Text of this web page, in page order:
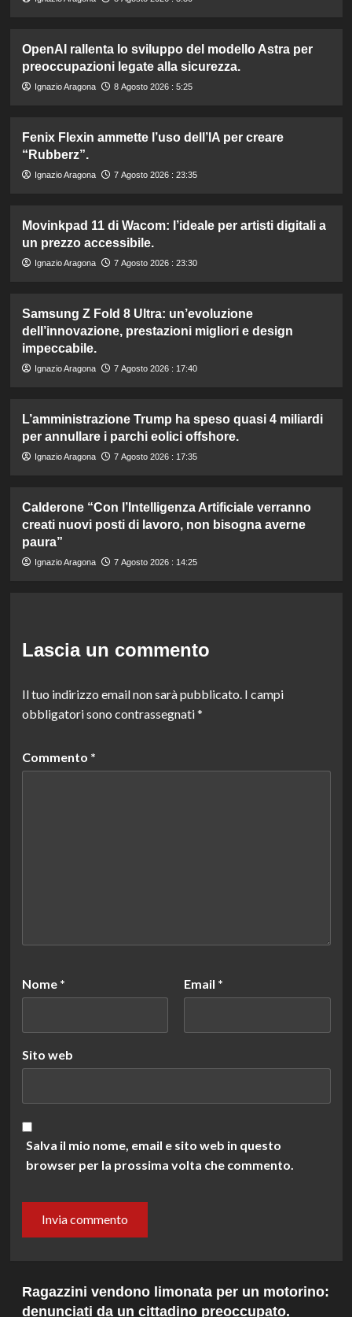
OpenAI rallenta lo sviluppo del modello Astra per
preoccupazioni legate alla sicurezza.
Ignazio Aragona 8 Agosto 2026 : 5:25
Fenix Flexin ammette l’uso dell’IA per creare
“Rubberz”.
Ignazio Aragona 7 Agosto 2026 : 23:35
Movinkpad 11 di Wacom: l’ideale per artisti digitali a
un prezzo accessibile.
Ignazio Aragona 7 Agosto 2026 : 23:30
Samsung Z Fold 8 Ultra: un’evoluzione
dell’innovazione, prestazioni migliori e design
impeccabile.
Ignazio Aragona 7 Agosto 2026 : 17:40
L’amministrazione Trump ha speso quasi 4 miliardi
per annullare i parchi eolici offshore.
Ignazio Aragona 7 Agosto 2026 : 17:35
Calderone “Con l’Intelligenza Artificiale verranno
creati nuovi posti di lavoro, non bisogna averne
paura”
Ignazio Aragona 7 Agosto 2026 : 14:25
Lascia un commento
Il tuo indirizzo email non sarà pubblicato. I campi
obbligatori sono contrassegnati*
Commento *
Nome * Email *
Sito web
Salva il mio nome, email e sito web in questo
browser per la prossima volta che commento.
Ragazzini vendono limonata per un motorino:
denunciati da un cittadino preoccupato.